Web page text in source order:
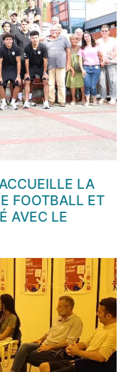
LA
FOOTBALL ET
AVEC LE